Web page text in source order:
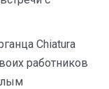
Chiatura
работников